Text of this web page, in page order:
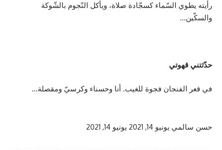
رأيته يطوي السّماء كسجّادة صلاة، ويأكل النّجوم بالشّوكة
والسكّين…
حدّثتني قهوتي
في قعر الفنجان فجوة للغيب. أنا وحسناء وكرسيّ ومقصلة…
حسن سالمي يونيو 14, 2021 يونيو 14, 2021